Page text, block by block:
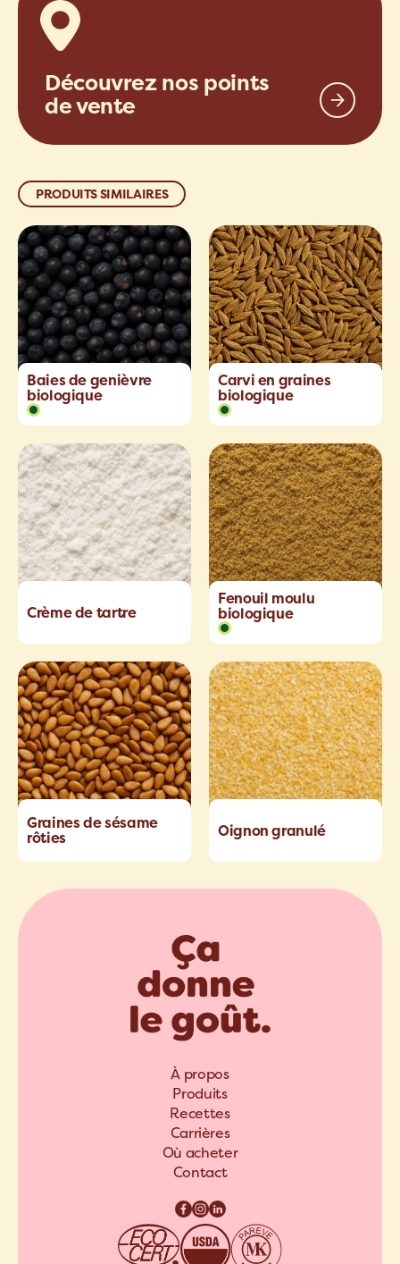
Découvrez nos points
de vente
PRODUITS SIMILAIRES
Baies de genièvre
biologique
Carvi en graines
biologique
Crème de tartre
Fenouil moulu
biologique
Graines de sésame
rôties
Oignon granulé
À propos
Produits
Recettes
Carrières
Où acheter
Contact